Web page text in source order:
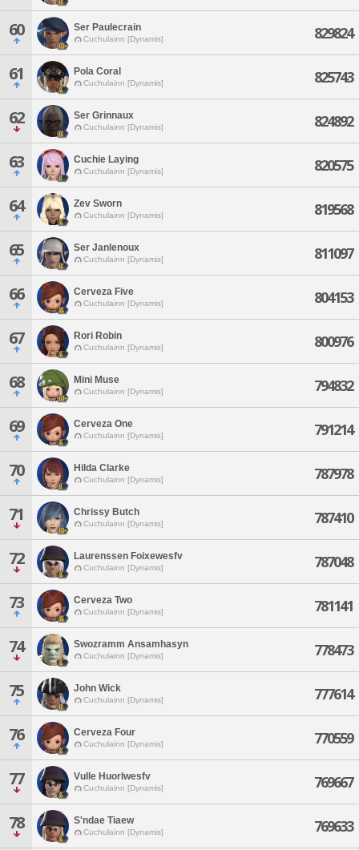
60 Ser Paulecrain
Cuchulainn [Dynamis] 829824
61 Pola Coral
Cuchulainn [Dynamis] 825743
62 Ser Grinnaux
Cuchulainn [Dynamis] 824892
63 Cuchie Laying
Cuchulainn [Dynamis] 820575
64 Zev Sworn
Cuchulainn [Dynamis] 819568
65 Ser Janlenoux
Cuchulainn [Dynamis] 811097
66 Cerveza Five
Cuchulainn [Dynamis] 804153
67 Rori Robin
Cuchulainn [Dynamis] 800976
68 Mini Muse
Cuchulainn [Dynamis] 794832
69 Cerveza One
Cuchulainn [Dynamis] 791214
70 Hilda Clarke
Cuchulainn [Dynamis] 787978
71 Chrissy Butch
Cuchulainn [Dynamis] 787410
72 Laurenssen Foixewesfv
Cuchulainn [Dynamis] 787048
73 Cerveza Two
Cuchulainn [Dynamis] 781141
74 Swozramm Ansamhasyn
Cuchulainn [Dynamis] 778473
75 John Wick
Cuchulainn [Dynamis] 777614
76 Cerveza Four
Cuchulainn [Dynamis] 770559
77 Vulle Huorlwesfv
Cuchulainn [Dynamis] 769667
78 S'ndae Tiaew
Cuchulainn [Dynamis] 769633